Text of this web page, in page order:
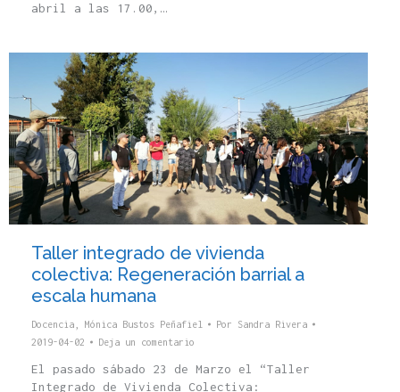
abril a las 17.00,…
Taller integrado de vivienda
colectiva: Regeneración barrial a
escala humana
Docencia Mónica Bustos Peñafiel Por Sandra Rivera
2019-04-02
Deja un comentario
El pasado sábado 23 de Marzo el “Taller
Integrado de Vivienda Colectiva: